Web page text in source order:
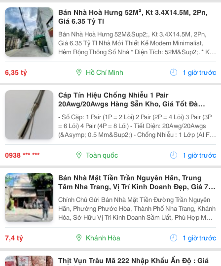
Bán Nhà Hoà Hưng 52M², Kt 3.4X14.5M, 2Pn,
Giá 6.35 Tỷ Tl
Bán Nhà Hoà Hưng 52M&Sup2;, Kt 3.4X14.5M, 2Pn,
Giá 6.35 Tỷ Tl Nhà Mới Thiết Kế Modern Minimalist,
Hẻm Rộng Thông Số Nhà * Diện Tích: 52M&Sup2;. * Kt:
3.4M X 14.5M. * Kết Cấu: 1 Trệt 1 Lầu. * Chủ Hỗ Trợ
Hoàn Thiện Thêm 1 Phòng Ngủ Trước Khi Bàn...
6,35 tỷ Hồ Chí Minh 1 giờ trước
Cáp Tín Hiệu Chống Nhiễu 1 Pair
20Awg/20Awgs Hàng Sẵn Kho, Giá Tốt Đà
Nẵng, Huế
- Số Cặp: 1 Pair (1P = 2 Lõi) 2 Pair (2P = 4 Lõi) 3 Pair (3P
= 6 Lõi) 4 Pair (4P = 8 Lõi) - Tiết Diện: 20Awg/20Awgs
(&Asymp; 0.5 Mm&Sup2;) - Chống Nhiễu : 1 Lớp (Al Foil
)/ 2 Lớp Chống Nhiễu (Al Foil + Lớp Lưới Chống Nhiễu) -
Vật Liệu: Đồng...
0938 *** *** Toàn quốc 1 giờ trước
Bán Nhà Mặt Tiền Trần Nguyên Hãn, Trung
Tâm Nha Trang, Vị Trí Kinh Doanh Đẹp, Giá 7,4
Tỷ
Chính Chủ Gửi Bán Nhà Mặt Tiền Đường Trần Nguyên
Hãn, Phường Phước Hòa, Thành Phố Nha Trang, Khánh
Hòa, Sở Hữu Vị Trí Kinh Doanh Sầm Uất, Phù Hợp Mở
Cửa Hàng, Văn Phòng, Showroom Hoặc Đầu Tư Cho
Thuê Lâu Dài. Thông Tin Chi Tiết. - Địa Chỉ: Số...
7,4 tỷ Khánh Hòa 1 giờ trước
Thịt Vụn Trâu Mã 222 Nhập Khẩu Ấn Độ : Giá